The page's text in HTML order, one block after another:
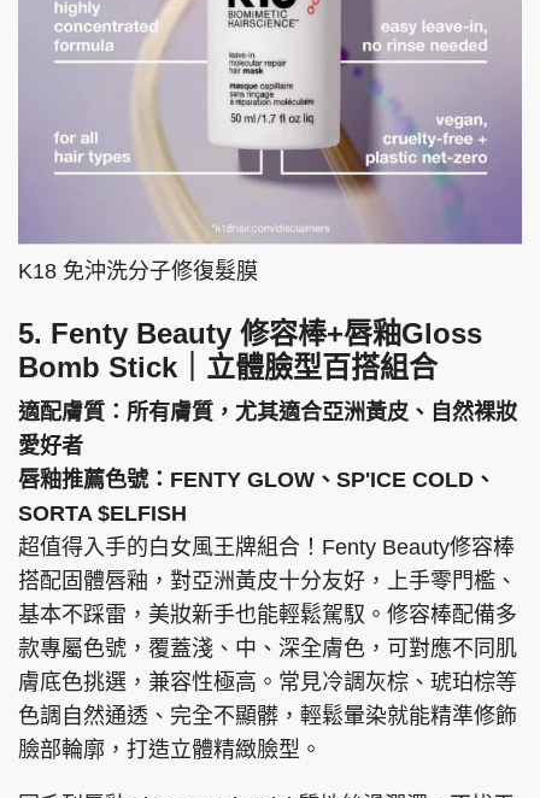
K18 免沖洗分子修復髮膜
5. Fenty Beauty 修容棒+唇釉Gloss
Bomb Stick｜立體臉型百搭組合
適配膚質：所有膚質，尤其適合亞洲黃皮、自然裸妝
愛好者
唇釉推薦色號：FENTY GLOW、SP'ICE COLD、
SORTA $ELFISH
超值得入手的白女風王牌組合！Fenty Beauty修容棒
搭配固體唇釉，對亞洲黃皮十分友好，上手零門檻、
基本不踩雷，美妝新手也能輕鬆駕馭。修容棒配備多
款專屬色號，覆蓋淺、中、深全膚色，可對應不同肌
膚底色挑選，兼容性極高。常見冷調灰棕、琥珀棕等
色調自然通透、完全不顯髒，輕鬆暈染就能精準修飾
臉部輪廓，打造立體精緻臉型。